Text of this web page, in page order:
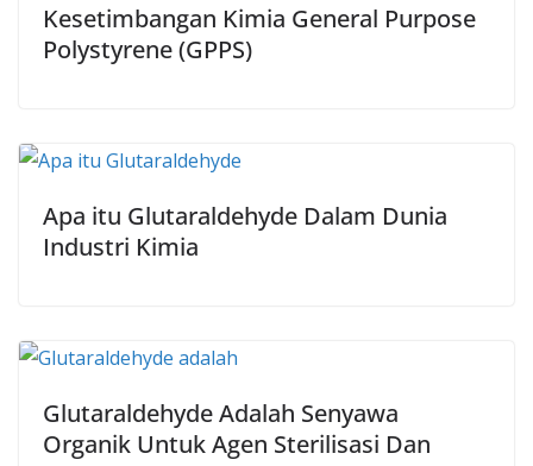
Kesetimbangan Kimia General Purpose
Polystyrene (GPPS)
Apa itu Glutaraldehyde Dalam Dunia
Industri Kimia
Glutaraldehyde Adalah Senyawa
Organik Untuk Agen Sterilisasi Dan